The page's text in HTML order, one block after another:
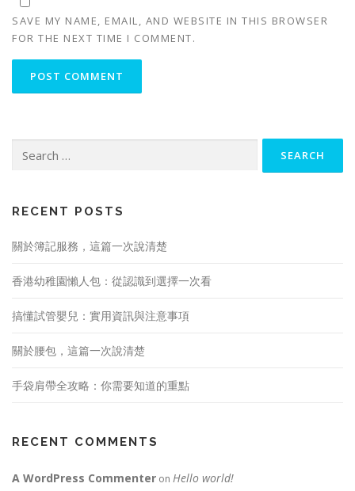
SAVE MY NAME, EMAIL, AND WEBSITE IN THIS BROWSER
FOR THE NEXT TIME I COMMENT.
for:
RECENT POSTS
關於簿記服務，這篇一次說清楚
香港幼稚園懶人包：從認識到選擇一次看
搞懂試管嬰兒：實用資訊與注意事項
關於腰包，這篇一次說清楚
手袋肩帶全攻略：你需要知道的重點
RECENT COMMENTS
A WordPress Commenter on Hello world!